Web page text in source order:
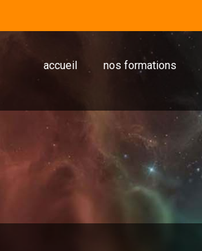
accueil nos formations